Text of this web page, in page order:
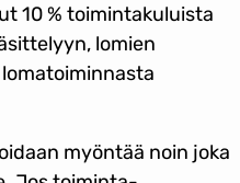
10 % toimintakuluista
lomien
myöntää noin joka